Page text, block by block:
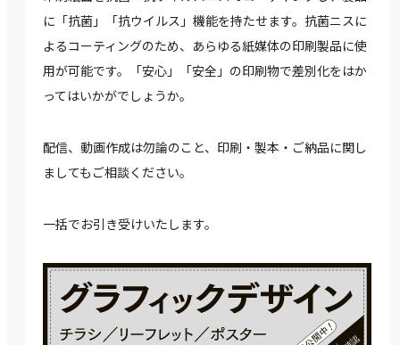
に「抗菌」「抗ウイルス」機能を持たせます。抗菌ニスに
よるコーティングのため、あらゆる紙媒体の印刷製品に使
用が可能です。「安心」「安全」の印刷物で差別化をはか
ってはいかがでしょうか。
配信、動画作成は勿論のこと、印刷・製本・ご納品に関し
ましてもご相談ください。
一括でお引き受けいたします。